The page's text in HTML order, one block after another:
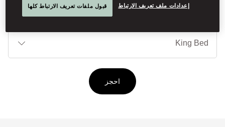
احجز
إعدادات ملف تعريف الارتباط قبول ملفات تعريف الارتباط كلها